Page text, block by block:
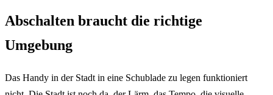
Abschalten braucht die richtige
Umgebung
Das Handy in der Stadt in eine Schublade zu legen funktioniert